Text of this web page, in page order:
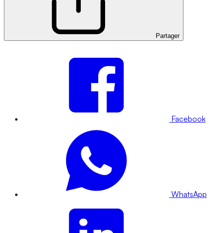
Partager
Facebook
WhatsApp